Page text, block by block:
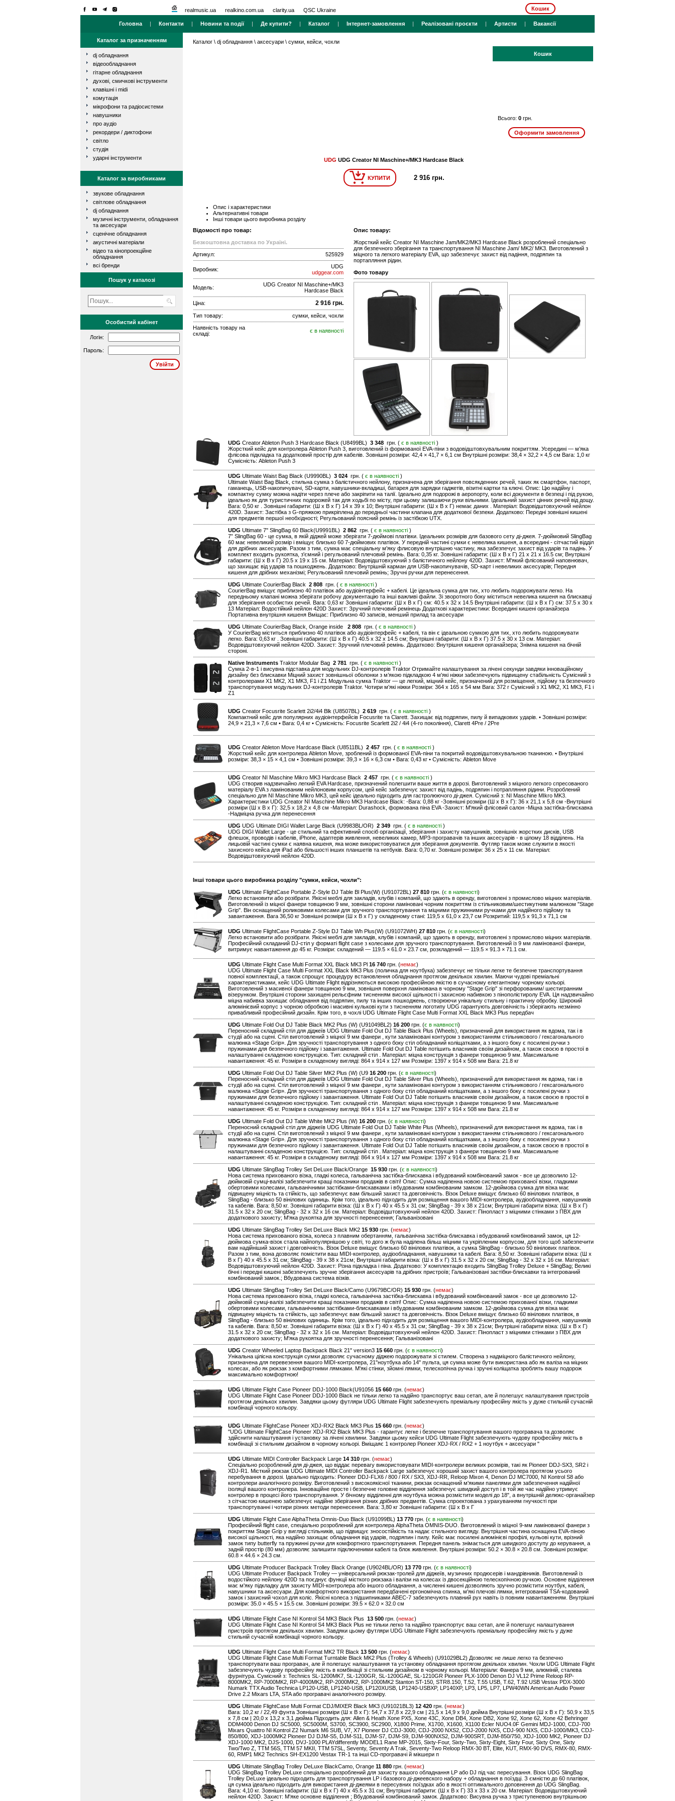
realmusic.ua realkino.com.ua clarity.ua QSC Ukraine Кошик
Головна | Контакти | Новини та події| Де купити? | Каталог | Інтернет-замовлення | Реалізовані проєкти | Артисти | Вакансії
Каталог за призначенням
dj обладнання
відеообладнання
гітарне обладнання
духові, смичкові інструменти
клавішні і midi
комутація
мікрофони та радіосистеми
навушники
про аудіо
рекордери / диктофони
світло
студія
ударні інструменти
Каталог за виробниками
звукове обладнання
світлове обладнання
dj обладнання
музичні інструменти, обладнання
та аксесуари
сценічне обладнання
акустичні матеріали
відео та кінопроекційне
обладнання
всі бренди
Пошук у каталозі
Особистий кабінет
Логін:
Пароль:
Каталог \ dj обладнання \ аксесуари \ сумки, кейси, чохли
Кошик
Всього: 0 грн.
UDG UDG Creator NI Maschine+/MK3 Hardcase Black
КУПИТИ 2 916 грн.
Опис і характеристики
Альтернативні товари
Інші товари цього виробника розділу
Відомості про товар:
Безкоштовна доставка по Україні.
Артикул:
525929
Виробник:
UDG
udggear.com
Модель:
UDG Creator NI Maschine+/MK3
Hardcase Black
Ціна: 2 916 грн.
Тип товару:
сумки, кейси, чохли
Наявність товару на
складі:
є в наявності
Опис товару:
Жорсткий кейс Creator NI Maschine Jam/MK2/MK3 Hardcase Black розроблений спеціально
для безпечного зберігання та транспортування NI Maschine Jam/ MK2/ MK3. Виготовлений з
міцного та легкого матеріалу EVA, що забезпечує захист від падіння, подряпин та
портапляння рідин.
Фото товару
UDG Creator Ableton Push 3 Hardcase Black (U8499BL) 3 348 грн. ( є в наявності )
Жорсткий кейс для контролера Ableton Push 3, виготовлений із формованої EVA-піни з водовідштовхувальним покриттям. Усередині — м’яка
флісова підкладка та додатковий простір для кабелів. Зовнішні розміри: 42,4 × 41,7 × 6,1 см Внутрішні розміри: 38,4 × 32,2 × 4,5 см Вага: 1,0 кг
Сумісність: Ableton Push 3
UDG Ultimate Waist Bag Black (U9990BL) 3 024 грн. ( є в наявності )
Ultimate Waist Bag Black, стильна сумка з балістичного нейлону, призначена для зберігання повсякденних речей, таких як смартфон, паспорт,
гаманець, USB-накопичувачі, SD-карти, навушники-вкладиші, батарея для зарядки гаджетів, візитні картки та ключі. Опис: Цю надійну і
компактну сумку можна надіти через плече або закріпити на талії. Ідеально для подорожі в аеропорту, коли всі документи в безпеці і під рукою,
ідеально як для туристичних подорожей так для ходьбі по місту, при цьому залишаючи руки вільними. Ідеальний захист цінних речей від дощу.
Вага: 0,50 кг . Зовнішні габарити: (Ш х В х Г) 14 x 39 x 10; Внутрішні габарити: (Ш х В х Г) немає даних . Матеріал: Водовідштовхуючий нейлон
420D. Захист: Застібка з G-пряжкою прикріплена до передньої частини клапана для додаткової безпеки. Додатково: Передні зовнішні кишені
для предметів першої необхідності; Регульований поясний ремінь із застібкою UTX.
UDG Ultimate 7'' SlingBag 60 Black(U9991BL) 2 862 грн. ( є в наявності )
7” SlingBag 60 - це сумка, в якій діджей може зберігати 7-дюймові платівки. Ідеальних розмірів для базового сету ді-джея. 7-дюймовий SlingBag
60 має невеликий розмір і вміщує близько 60 7-дюймових платівок. У передній частині сумки є невелика кишеня, а всередині - сітчастий відділ
для дрібних аксесуарів. Разом з тим, сумка має спеціальну м'яку флисовую внутрішню частину, яка забезпечує захист від ударів та падінь. У
комплект входить рукоятка, з'ємний і регульований плечовий ремінь. Вага: 0,35 кг. Зовнішні габарити: (Ш х В х Г) 21 x 21 x 16.5 см; Внутрішні
габарити: (Ш х В х Г) 20.5 x 19 x 15 см. Матеріал: Водовідштовхуючий з балістичного нейлону 420D. Захист: М'який флісований наповнювач,
що захищає від ударів та пошкоджень. Додатково: Внутрішній карман для USB-накопичувачів, SD-карт і невеликих аксесуарів; Передня
кишеня для дрібних механізмі; Регульований плечовий ремінь; Зручні ручки для перенесення.
UDG Ultimate CourierBag Black 2 808 грн. ( є в наявності )
CourierBag вміщує приблизно 40 платівок або аудіоінтерфейс + кабелі. Це ідеальна сумка для тих, хто любить подорожувати легко. На
передньому клапані можна зберігати робочу документацію та інші важливі файли. Зі зворотного боку міститься невелика кишеня на блискавці
для зберігання особистих речей. Вага: 0,63 кг Зовнішні габарити: (Ш х В х Г) см: 40.5 x 32 x 14.5 Внутрішні габарити: (Ш х В х Г) см: 37.5 x 30 x
13 Матеріал: Водостійкий нейлон 420D Захист: Зручний плечовий ремінець Додаткові характеристики: Всередині кишені органайзера
Портативна внутрішня кишеня Вміщає: Приблизно 40 записів, менший прилад та аксесуари
UDG Ultimate CourierBag Black, Orange inside 2 808 грн. ( є в наявності )
У CourierBag міститься приблизно 40 платівок або аудіоінтерфейс + кабелі, та він є ідеальною сумкою для тих, хто любить подорожувати
легко. Вага: 0,63 кг . Зовнішні габарити: (Ш х В х Г) 40.5 x 32 x 14.5 см; Внутрішні габарити: (Ш х В х Г) 37.5 x 30 x 13 см. Матеріал:
Водовідштовхуючий нейлон 420D. Захист: Зручний плечовий ремінь. Додатково: Внутрішня кишеня органайзера; Знімна кишеня на бічній
стороні.
Native Instruments Traktor Modular Bag 2 781 грн. ( є в наявності )
Сумка 2-в-1 і висувна підставка для модульних DJ-контролерів Traktor Отримайте налаштування за лічені секунди завдяки інноваційному
дизайну без блискавки Міцний захист зовнішньої оболонки з м’якою підкладкою 4 м'які ніжки забезпечують підвищену стабільність Сумісний з
контролерами X1 MK2, X1 MK3, F1 і Z1 Модульна сумка Traktor — це легкий, міцний кейс, призначений для розміщення, підйому та безпечного
транспортування модульних DJ-контролерів Traktor. Чотири м'які ніжки Розміри: 364 x 165 x 54 мм Вага: 372 г Сумісний з X1 MK2, X1 MK3, F1 і
Z1
UDG Creator Focusrite Scarlett 2i2/4i4 Blk (U8507BL) 2 619 грн. ( є в наявності )
Компактний кейс для популярних аудіоінтерфейсів Focusrite та Clarett. Захищає від подряпин, пилу й випадкових ударів. • Зовнішні розміри:
24,9 × 21,3 × 7,6 см • Вага: 0,4 кг • Сумісність: Focusrite Scarlett 2i2 / 4i4 (4-го покоління), Clarett 4Pre / 2Pre
UDG Creator Ableton Move Hardcase Black (U8511BL) 2 457 грн. ( є в наявності )
Жорсткий кейс для контролера Ableton Move, зроблений із формованої EVA-піни та покритий водовідштовхувальною тканиною. • Внутрішні
розміри: 38,3 × 15 × 4,1 см • Зовнішні розміри: 39,3 × 16 × 6,3 см • Вага: 0,43 кг • Сумісність: Ableton Move
UDG Creator NI Maschine Mikro MK3 Hardcase Black 2 457 грн. ( є в наявності )
UDG створив надзвичайно легкий EVA Hardcase, призначений полегшити ваше життя в дорозі. Виготовлений з міцного легкого спресованого
матеріалу EVA з ламінованим нейлоновим корпусом, цей кейс забезпечує захист від падінь, подряпин і потрапляння рідини. Розроблений
спеціально для NI Maschine Mikro MK3, цей кейс ідеально підходить для гастролюючого ді-джея. Сумісний з: NI Maschine MIkro MK3.
Характеристики UDG Creator NI Maschine Mikro MK3 Hardcase Black: -Вага: 0,88 кг -Зовнішні розміри (Ш х В х Г): 36 х 21,1 х 5,8 см -Внутрішні
розміри (Ш х В х Г): 32,5 х 18,2 х 4,8 см -Матеріал: Durashock, формована піна EVA -Захист: М'який флісовий салон -Міцна застібка-блискавка
-Надміцна ручка для перенесення
UDG UDG Ultimate DIGI Wallet Large Black (U9983BL/OR) 2 349 грн. ( є в наявності )
UDG DIGI Wallet Large - це стильний та ефективний спосіб організації, зберігання і захисту навушників, зовнішніх жорстких дисків, USB
флешок, проводів і кабелів, iPhone, адаптерів живлення, невеликих камер, MP3-програвачів та інших аксесуарів - в цілому 18 відділень. На
лицьовій частині сумки є наявна кишеня, яка може використовуватися для зберігання документів. Футляр також може служити в якості
захисного кейса для iPad або більшості інших планшетів та нетбуків. Вага: 0,70 кг. Зовнішні розміри: 36 x 25 x 11 см. Матеріал:
Водовідштовхуючий нейлон 420D.
Інші товари цього виробника розділу "сумки, кейси, чохли":
UDG Ultimate FlightCase Portable Z-Style DJ Table Bl Plus(W) (U91072BL) 27 810 грн. (є в наявності)
Легко встановити або розібрати. Якісні меблі для закладів, клубів і компаній, що здають в оренду, виготовлені з промислово міцних матеріалів.
Виготовлений із міцної фанери товщиною 9 мм, зовнішні сторони ламіновані чорним покриттям із стільниковим/шестикутним малюнком "Stage
Grip". Він оснащений роликовими колесами для зручного транспортування та міцними пружинними ручками для надійного підйому та
завантаження. Вага 36,50 кг Зовнішні розміри (Ш x В x Г) у складеному стані: 119,5 x 61,0 x 23,7 см Розкритий: 119,5 x 91,3 x 71,1 см
UDG Ultimate FlightCase Portable Z-Style DJ Table Wh Plus(W) (U91072WH) 27 810 грн. (є в наявності)
Легко встановити або розібрати. Якісні меблі для закладів, клубів і компаній, що здають в оренду, виготовлені з промислово міцних матеріалів.
Професійний складаний DJ-стіл у форматі flight case з колесами для зручного транспортування. Виготовлений із 9 мм ламінованої фанери,
витримує навантаження до 45 кг. Розміри: складений — 119.5 × 61.0 × 23.7 см, розкладений — 119.5 × 91.3 × 71.1 см.
UDG Ultimate Flight Case Multi Format XXL Black MK3 Pl 16 740 грн. (немає)
UDG Ultimate Flight Case Multi Format XXL Black MK3 Plus (поличка для ноутбука) забезпечує не тільки легке те безпечне транспортування
повної комплектації, а також спрощує процедуру встановлення обладнання протягом декількох хвилин. Маючи чудові преміальні
характеристиками, кейс UDG Ultimate Flight відрізняються високою професійною якістю в сучасному елегантному чорному кольорі.
Виготовлений з масивної фанери товщиною 9 мм, зовнішня поверхня ламінована в чорному "Stage Grip" зі перфорованим/ шестигранним
візерунком. Внутрішні сторони захищені рельєфним тисненням високої щільності і захисною набивкою з пінополістиролу EVA. Ця надзвичайно
міцна набивка захищає обладнання від подряпин, пилу та інших пошкоджень, створюючи унікальну стильну і практичну обробку. Широкий
алюмінієвий корпус з чорною обробкою і масивні кулькові кути з тисненням логотипу UDG гарантують довговічність і зберігають незмінно
привабливий професійний дизайн. Крім того, в чохлі UDG Ultimate Flight Case Multi Format XXL Black MK3 Plus передбач
UDG Ultimate Fold Out DJ Table Black MK2 Plus (W) (U91049BL2) 16 200 грн. (є в наявності)
Переносний складний стіл для діджеїв UDG Ultimate Fold Out DJ Table Black Plus (Wheels), призначений для використання як вдома, так і в
студії або на сцені. Стіл виготовлений з міцної 9 мм фанери , кути заламіновані контуром з використанням стільникового / гексагонального
малюнка «Stage Grip». Для зручності транспортування з одного боку стіл обладнаний коліщатками, а з іншого боку є посилені ручки з
пружинами для безпечного підйому і завантаження. Ultimate Fold Out DJ Table потішить власників своїм дизайном, а також своєю в простої в
налаштуванні складеною конструкцією. Тип: складний стіл . Матеріал: міцна конструкція з фанери товщиною 9 мм. Максимальне
навантаження: 45 кг. Розміри в складеному вигляді: 864 x 914 x 127 мм Розміри: 1397 x 914 x 508 мм Вага: 21.8 кг
UDG Ultimate Fold Out DJ Table Silver MK2 Plus (W) (U9 16 200 грн. (є в наявності)
Переносний складний стіл для діджеїв UDG Ultimate Fold Out DJ Table Silver Plus (Wheels), призначений для використання як вдома, так і в
студії або на сцені. Стіл виготовлений з міцної 9 мм фанери , кути заламіновані контуром з використанням стільникового / гексагонального
малюнка «Stage Grip». Для зручності транспортування з одного боку стіл обладнаний коліщатками, а з іншого боку є посилені ручки з
пружинами для безпечного підйому і завантаження. Ultimate Fold Out DJ Table потішить власників своїм дизайном, а також своєю в простої в
налаштуванні складеною конструкцією. Тип: складний стіл . Матеріал: міцна конструкція з фанери товщиною 9 мм. Максимальне
навантаження: 45 кг. Розміри в складеному вигляді: 864 x 914 x 127 мм Розміри: 1397 x 914 x 508 мм Вага: 21.8 кг
UDG Ultimate Fold Out DJ Table White MK2 Plus (W) 16 200 грн. (є в наявності)
Переносний складний стіл для діджеїв UDG Ultimate Fold Out DJ Table White Plus (Wheels), призначений для використання як вдома, так і в
студії або на сцені. Стіл виготовлений з міцної 9 мм фанери , кути заламіновані контуром з використанням стільникового / гексагонального
малюнка «Stage Grip». Для зручності транспортування з одного боку стіл обладнаний коліщатками, а з іншого боку є посилені ручки з
пружинами для безпечного підйому і завантаження. Ultimate Fold Out DJ Table потішить власників своїм дизайном, а також своєю в простої в
налаштуванні складеною конструкцією. Тип: складний стіл . Матеріал: міцна конструкція з фанери товщиною 9 мм. Максимальне
навантаження: 45 кг. Розміри в складеному вигляді: 864 x 914 x 127 мм Розміри: 1397 x 914 x 508 мм Вага: 21.8 кг
UDG Ultimate SlingBag Trolley Set DeLuxe Black/Orange 15 930 грн. (є в наявності)
Нова система прихованого візка, гладкі колеса, гальванічна застібка-блискавка і вбудований комбінований замок - все це дозволило 12-
дюймовій сумці-валізі забезпечити кращі показники продажів в світі! Опис: Сумка наділенна новою системою прихованої візки, гладкими
обертовими колесами, гальванічними застібками-блискавками і вбудованим комбінованим замком. 12-дюймова сумка для візка має
підвищену міцність та стійкість, що забезпечує вам більший захист та довговічність. Візок Deluxe вміщує близько 60 вінілових платівок, в
SlingBag - близько 50 вінілових одиниць. Крім того, ідеально підходить для розміщення вашого MIDI-контролера, аудіообладнання, навушників
та кабелів. Вага: 8,50 кг. Зовнішні габарити візка: (Ш х В х Г) 40 x 45.5 x 31 см; SlingBag - 39 x 38 x 21см; Внутрішні габарити візка: (Ш х В х Г)
31.5 x 32 x 20 см; SlingBag - 32 x 32 x 16 см. Матеріал: Водовідштовхуючий нейлон 420D. Захист: Пінопласт з міцними стінками з ПВХ для
додаткового захисту; М'яка рукоятка для зручності перенесення; Гальванізовані
UDG Ultimate SlingBag Trolley Set DeLuxe Black MK2 15 930 грн. (немає)
Нова система прихованого візка, колеса з плавним обертанням, гальванічна застібка-блискавка і вбудований комбінований замок, ця 12-
дюймова сумка-візок стала найпопулярнішою у світі, то дого ж була наділена більш міцним та укріпленим корпусом, для того щоб забезпечити
вам надійніший захист і довговічність. Візок Deluxe вміщує близько 60 вінілових платівок, а сумка SlingBag - близько 50 вінілових платівок.
Разом з тим, вона дозволяє помістити ваш MIDI-контролер, аудіообладнання, навушники та кабелі. Вага: 8,50 кг. Зовнішні габарити візка: (Ш х
В х Г) 40 x 45.5 x 31 см; SlingBag - 39 x 38 x 21см; Внутрішні габарити візка: (Ш х В х Г) 31.5 x 32 x 20 см; SlingBag - 32 x 32 x 16 см. Матеріал:
Водовідштовхуючий нейлон 420D. Захист: Різна підкладка і піна. Додатково: У комплектацію входить SlingBag Trolley Deluxe + SlingBag; Великі
бічні і передні кишені забезпечують зручне зберігання аксесуарів та дрібних пристроїв; Гальванізовані застібки-блискавки та інтегрований
комбінований замок.; Вбудована система візків.
UDG Ultimate SlingBag Trolley Set DeLuxe Black/Camo (U9679BC/OR) 15 930 грн. (немає)
Нова система прихованого візка, гладкі колеса, гальванічна застібка-блискавка і вбудований комбінований замок - все це дозволило 12-
дюймовій сумці-валізі забезпечити кращі показники продажів в світі! Опис: Сумка наділенна новою системою прихованої візки, гладкими
обертовими колесами, гальванічними застібками-блискавками і вбудованим комбінованим замком. 12-дюймова сумка для візка має
підвищену міцність та стійкість, що забезпечує вам більший захист та довговічність. Візок Deluxe вміщує близько 60 вінілових платівок, в
SlingBag - близько 50 вінілових одиниць. Крім того, ідеально підходить для розміщення вашого MIDI-контролера, аудіообладнання, навушників
та кабелів. Вага: 8,50 кг. Зовнішні габарити візка: (Ш х В х Г) 40 x 45.5 x 31 см; SlingBag - 39 x 38 x 21см; Внутрішні габарити візка: (Ш х В х Г)
31.5 x 32 x 20 см; SlingBag - 32 x 32 x 16 см. Матеріал: Водовідштовхуючий нейлон 420D. Захист: Пінопласт з міцними стінками з ПВХ для
додаткового захисту; М'яка рукоятка для зручності перенесення; Гальванізовані
UDG Creator Wheeled Laptop Backpack Black 21" version3 15 660 грн. (є в наявності)
Унікальна цілісна конструкція сумки дозволяє сучасному діджею подорожувати зі стилем. Створена з надміцного балістичного нейлону,
призначена для перевезення вашого MIDI-контролера, 21"ноутбука або 14" пульта, ця сумка може бути використана або як валіза на міцних
колесах, або як рюкзак з комфортними лямками. М'які стінки, зйомні лямки, телескопічна ручка і зручні коліщатка зроблять вашу подорож
максимально комфортною!
UDG Ultimate Flight Case Pioneer DDJ-1000 Black(U91056 15 660 грн. (немає)
UDG Ultimate Flight Case Pioneer DDJ-1000 Black не тільки легко та надійно транспортує ваш сетап, але й полегшує налаштування пристроїв
протягом декількох хвилин. Завдяки цьому футляри UDG Ultimate Flight забезпечують преміальну професійну якість у дуже стильній сучасній
комбінації чорного кольору.
UDG Ultimate FlightCase Pioneer XDJ-RX2 Black MK3 Plus 15 660 грн. (немає)
"UDG Ultimate FlightCase Pioneer XDJ-RX2 Black MK3 Plus - гарантує легке і безпечне транспортування вашого програвача та дозволяє
здійснити налаштування і установку за лічені хвилини. Завдяки цьому кейси UDG Ultimate Flight забезпечують чудову професійну якість в
комбінації зі стильним дизайном в чорному кольорі. Вміщаяє 1 контролер Pioneer XDJ-RX / RX2 + 1 ноутбук + аксесуари "
UDG Ultimate MIDI Controller Backpack Large 14 310 грн. (немає)
Спеціально розроблений для ді-джея, що віддає перевагу використовувати MIDI-контролери великих розмірів, такі як Pioneer DDJ-SX3, SR2 і
XDJ-R1. Місткий рюкзак UDG Ultimate MIDI Controller Backpack Large забезпечує хороший захист вашого контролера протягом усього
перебування в дорозі. Ідеально підходить: Pioneer DDJ-FLX6 / 800 / RX / SX3, XDJ-RR, Reloop Mixon 4, Denon DJ MC7000, NI Kontrol S8 або
контролери аналогічного розміру. Виготовлений з високоякісної тканини, рюкзак оснащений м'якими панелями для забезпечення надійної
ізоляції вашого контролера. Інноваційне просте і безпечне головне відділення забезпечує швидкий доступ і в той же час надійно утримує
контролер в процесі його транспортування. У бічному відділенні для ноутбука можна розмістити моделі до 18", а внутрішній делюкс-органайзер
з сітчастою кишенею забезпечує надійне зберігання різних дрібних предметів. Сумка спроектована з урахуванням гнучкості при
транспортуванні і чотири різних методи перенесення. Вага: 3,80 кг Зовнішні габарити: (Ш х В х Г
UDG Ultimate Flight Case AlphaTheta Omnis-Duo Black (U91099BL) 13 770 грн. (є в наявності)
Професійний flight case, спеціально розроблений для контролера AlphaTheta OMNIS-DUO. Виготовлений із міцної 9-мм ламінованої фанери з
покриттям Stage Grip у вигляді стільників, що підвищує зносостійкість та надає стильного вигляду. Внутрішня частина оснащена EVA-піною
високої щільності, яка надійно захищає обладнання від ударів, подряпин і пилу. Кейс має посилені алюмінієві профілі, кульові кути, врізний
замок типу butterfly та пружинні ручки для комфортного транспортування. Передня панель знімається для швидкого доступу до керування, а
задній простір (80 мм) дозволяє залишити підключеними кабелі та блок живлення. Внутрішні розміри: 50.2 × 30.8 × 20.8 см. Зовнішні розміри:
60.8 × 44.6 × 24.3 см.
UDG Ultimate Producer Backpack Trolley Black Orange (U9024BL/OR) 13 770 грн. (є в наявності)
UDG Ultimate Producer Backpack Trolley — універсальний рюкзак-тролей для діджеїв, музичних продюсерів і мандрівників. Виготовлений із
водостійкого нейлону 420D та поєднує функції місткого рюкзака і валізи на колесах із двосекційною телескопічною ручкою. Основне відділення
має м'яку підкладку для захисту MIDI-контролера або іншого обладнання, а численні кишені дозволяють зручно розмістити ноутбук, кабелі,
навушники та аксесуари. Для комфортного використання передбачені ергономічна спинка, м'які плечові лямки, інтегрований TSA-кодований
замок і захисний чохол для коліс. Якісні колеса з підшипниками ABEC-7 забезпечують плавний рух навіть із повним навантаженням. Внутрішні
розміри: 35.0 × 45.5 × 15.5 см. Зовнішні розміри: 39.5 × 62.0 × 32.0 см
UDG Ultimate Flight Case NI Kontrol S4 MK3 Black Plus 13 500 грн. (немає)
UDG Ultimate Flight Case NI Kontrol S4 MK3 Black Plus не тільки легко та надійно транспортує ваш сетап, але й полегшує налаштування
пристроїв протягом декількох хвилин. Завдяки цьому футляри UDG Ultimate Flight забезпечують преміальну професійну якість у дуже
стильній сучасній комбінації чорного кольору.
UDG Ultimate Flight Case Multi Format MK2 TR Black 13 500 грн. (немає)
UDG Ultimate Flight Case Multi Format Turntable Black MK2 Plus (Trolley & Wheels) (U91029BL2) Дозволяє не лише легко та безпечно
транспортувати ваш програвач, але й полегшує налаштування та установку обладнання протягом декількох хвилин. Чохли UDG Ultimate Flight
забезпечують чудову професійну якість в комбінації зі стильним дизайном в чорному кольорі. Матеріали: Фанера 9 мм, алюміній, сталева
фурнітура. Сумісний з: Technics SL-1200MK7, SL-1200GR, SL-1200GAE, SL-1210GR Pioneer PLX-1000 Denon DJ VL12 Prime Reloop RP-
8000MK2, RP-7000MK2, RP-4000MK2, RP-2000MK2, RP-1000MK2 Stanton ST-150, STR8.150, T.52, T.55 USB, T.62, T.92 USB Vestax PDX-3000
Numark TTX Audio Technica LP120-USB, LP1240-USB, LP120XUSB, LP1240-USBXP, LP140XP, LP3, LP5, LP7, LPW40WN American Audio Power
Drive 2.2 Mixars LTA, STA або програвачі аналогічного розміру.
UDG Ultimate FlightCase Multi Format CDJ/MIXER Black MK3 (U91021BL3) 12 420 грн. (немає)
Вага: 10,2 кг / 22,49 фунта Зовнішні розміри (Ш x В x Г): 54,7 x 37,8 x 22,9 см | 21,5 x 14,9 x 9,0 дюйма Внутрішні розміри (Ш x В x Г): 50,9 x 33,5
x 7,8 см | 20,0 x 13,2 x 3,1 дюйма Підходить для: Allen & Heath Xone PX5, Xone 43C, Xone DB4, Xone DB2, Xone 92, Xone 62, Xone 42 Behringer
DDM4000 Denon DJ SC5000, SC5000M, S3700, SC3900, SC2900, X1800 Prime, X1700, X1600, X1100 Ecler NUO4.0F Gemini MDJ-1000, CDJ-700
Mixars Quattro NI Kontrol Z2 Numark M6 SUB, V7, X7 Pioneer DJ CDJ-3000, CDJ-2000 NXS2, CDJ-2000 NXS, CDJ-900 NXS, CDJ-1000/MK3, CDJ-
850/800, XDJ-1000MK2 Pioneer DJ DJM-S5, DJM-S11, DJM-S7, DJM-S9, DJM-900NXS2, DJM-900SRT, DJM-850/750, XDJ-1000 MK2, Pioneer DJ
XDJ-1000 MK2, DJS-1000, DVJ-1000 PLAYdifferently MODEL1 Rane MP-2015, Sixty-Four, Sixty-Two, Sixty-Eight, Sixty Four, Sixty One, Sixty
Two/Two Z, TTM 56S, TTM 57 MKII, TTM 57SL, Seventy, Seventy A Trak, Seventy-Two Reloop RMX-30 BT, Elite, KUT, RMX-90 DVS, RMX-80, RMX-
60, RMP1 MK2 Technics SH-EX1200 Vestax TR-1 та інші CD-програвачі й мікшери п
UDG Ultimate SlingBag Trolley DeLuxe BlackCamo, Orange 11 880 грн. (немає)
UDG SlingBag Trolley DeLuxe спеціально розроблений для захисту вашого обладнання LP або DJ під час пересування. Візок UDG SlingBag
Trolley DeLuxe ідеально підходить для транспортування LP і базового ді-джеевского набору + обладнання в поїздці. З ємністю до 60 платівок,
ця сумка ідеально підходить для використання ді-джеями в пересувних поїздках або в якості оптимального доповнення до UDG SlingBag.
Вага: 4,10 кг. Зовнішні габарити: (Ш х В х Г) 40 x 45.5 x 31 см; Внутрішні габарити: (Ш х В х Г) 33 x 33 x 20 см. Матеріал: Водовідштовхуючий
нейлон 420D. Захист: М'яке основне відділення ; Вбудований комбінований замок. Додатково: Висувна ручка з триступеневою внутрішньою